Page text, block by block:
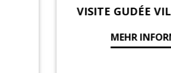
VISITE GUDÉE VILLE 'À
MEHR